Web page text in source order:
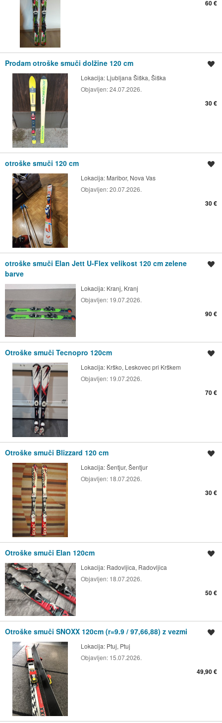
60 €
Prodam otroške smuči dolžine 120 cm
Lokacija: Ljubljana Šiška, Šiška
Objavljen:24.07.2026.
30 €
otroške smuči 120 cm
Lokacija: Maribor, Nova Vas
Objavljen:20.07.2026.
30 €
otroške smuči Elan Jett U-Flex velikost 120 cm zelene
barve
Lokacija: Kranj, Kranj
Objavljen: 19.07.2026.
90 €
Otroške smuči Tecnopro 120cm
Lokacija: Krško, Leskovec pri Krškem
Objavljen: 19.07.2026.
70 €
Otroške smuči Blizzard 120 cm
Lokacija:Šentjur, Šentjur
Objavljen: 18.07.2026.
30 €
Otroške smuči Elan 120cm
Lokacija: Radovljica, Radovljica
Objavljen: 18.07.2026.
50 €
Otroške smuči SNOXX 120cm (r=9.9 / 97,66,88) z vezmi
Lokacija: Ptuj, Ptuj
Objavljen: 15.07.2026.
49,90 €